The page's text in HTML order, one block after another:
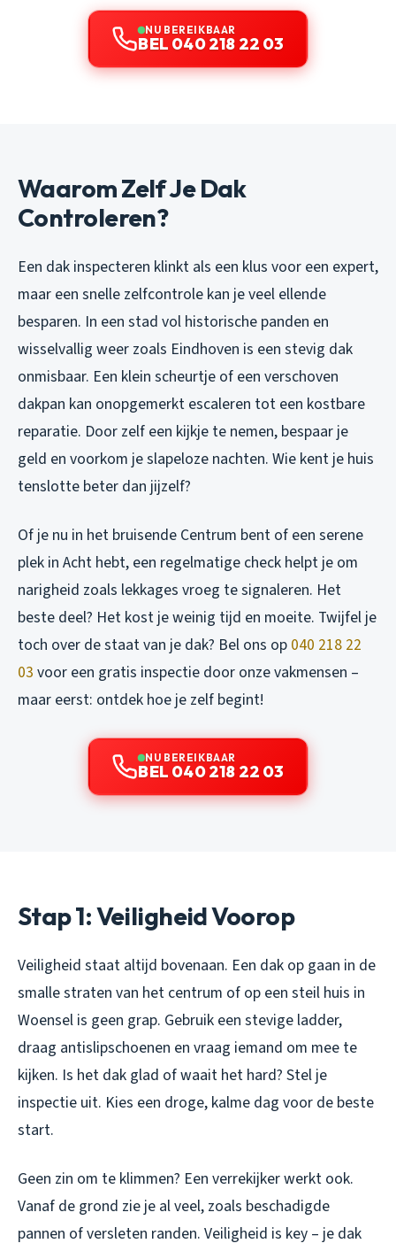
NU BEREIKBAAR
BEL 040 218 22 03
Waarom Zelf Je Dak
Controleren?
Een dak inspecteren klinkt als een klus voor een expert,
maar een snelle zelfcontrole kan je veel ellende
besparen. In een stad vol historische panden en
wisselvallig weer zoals Eindhoven is een stevig dak
onmisbaar. Een klein scheurtje of een verschoven
dakpan kan onopgemerkt escaleren tot een kostbare
reparatie. Door zelf een kijkje te nemen, bespaar je
geld en voorkom je slapeloze nachten. Wie kent je huis
tenslotte beter dan jijzelf?
Of je nu in het bruisende Centrum bent of een serene
plek in Acht hebt, een regelmatige check helpt je om
narigheid zoals lekkages vroeg te signaleren. Het
beste deel? Het kost je weinig tijd en moeite. Twijfel je
toch over de staat van je dak? Bel ons op 040 218 22
03 voor een gratis inspectie door onze vakmensen –
maar eerst: ontdek hoe je zelf begint!
NU BEREIKBAAR
BEL 040 218 22 03
Stap 1: Veiligheid Voorop
Veiligheid staat altijd bovenaan. Een dak op gaan in de
smalle straten van het centrum of op een steil huis in
Woensel is geen grap. Gebruik een stevige ladder,
draag antislipschoenen en vraag iemand om mee te
kijken. Is het dak glad of waait het hard? Stel je
inspectie uit. Kies een droge, kalme dag voor de beste
start.
Geen zin om te klimmen? Een verrekijker werkt ook.
Vanaf de grond zie je al veel, zoals beschadigde
pannen of versleten randen. Veiligheid is key – je dak